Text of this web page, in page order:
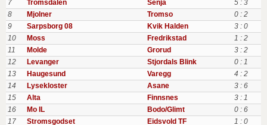
7
Tromsdalen Senja
5 : 3
8
Mjolner Tromso
0 : 2
9
Sarpsborg 08 Kvik Halden
3 : 0
10
Moss Fredrikstad
1 : 2
11
Molde Grorud
3 : 2
12
Levanger Stjordals Blink
0 : 1
13
Haugesund Varegg
4 : 2
14
Lysekloster Asane
3 : 6
15
Alta Finnsnes
3 : 1
16
Mo IL Bodo/Glimt
0 : 6
17
Stromsgodset Eidsvold TF 1 : 0